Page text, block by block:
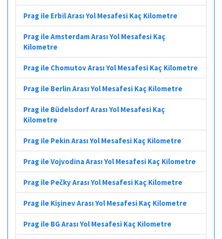
Prag ile Erbil Arası Yol Mesafesi Kaç Kilometre
Prag ile Amsterdam Arası Yol Mesafesi Kaç
Kilometre
Prag ile Chomutov Arası Yol Mesafesi Kaç Kilometre
Prag ile Berlin Arası Yol Mesafesi Kaç Kilometre
Prag ile Büdelsdorf Arası Yol Mesafesi Kaç
Kilometre
Prag ile Pekin Arası Yol Mesafesi Kaç Kilometre
Prag ile Vojvodina Arası Yol Mesafesi Kaç Kilometre
Prag ile Pečky Arası Yol Mesafesi Kaç Kilometre
Prag ile Kişinev Arası Yol Mesafesi Kaç Kilometre
Prag ile BG Arası Yol Mesafesi Kaç Kilometre